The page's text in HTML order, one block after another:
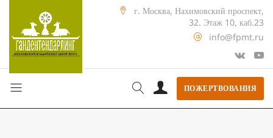
г. Москва, Нахимовский проспект,
32. Этаж 10, каб.23
info@fpmt.ru
ПОЖЕРТВОВАНИЯ